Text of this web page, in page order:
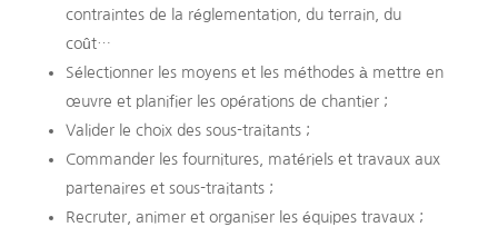
contraintes de la réglementation, du terrain, du
coût…
Sélectionner les moyens et les méthodes à mettre en
œuvre et planifier les opérations de chantier ;
Valider le choix des sous-traitants ;
Commander les fournitures, matériels et travaux aux
partenaires et sous-traitants ;
Recruter, animer et organiser les équipes travaux ;